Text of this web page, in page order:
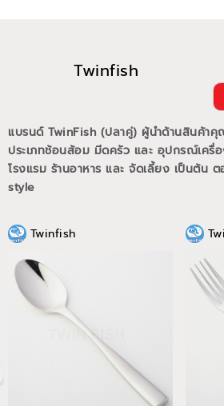
Twinfish
แบรนด์ TwinFish (ปลาคู่) ผู้นำด้านสินค้าคุ
ประเภทช้อนส้อม มีดครัว และ อุปกรณ์เครื่
โรงแรม ร้านอาหาร และ จัดเลี้ยง เป็นต้น
style
Twinfish